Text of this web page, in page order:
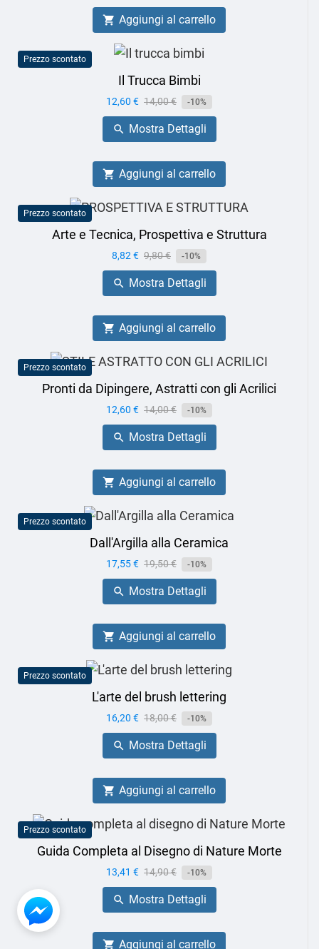
 Aggiungi al carrello
Prezzo scontato
Il Trucca Bimbi
Prezzo
12,60 € Prezzo
base
14,00 € -10%
 Mostra Dettagli
 Aggiungi al carrello
Prezzo scontato
Arte e Tecnica, Prospettiva e Struttura
Prezzo
8,82 € Prezzo
base
9,80 € -10%
 Mostra Dettagli
 Aggiungi al carrello
Prezzo scontato
Pronti da Dipingere, Astratti con gli Acrilici
Prezzo
12,60 € Prezzo
base
14,00 € -10%
 Mostra Dettagli
 Aggiungi al carrello
Prezzo scontato
Dall'Argilla alla Ceramica
Prezzo
17,55 € Prezzo
base
19,50 € -10%
 Mostra Dettagli
 Aggiungi al carrello
Prezzo scontato
L'arte del brush lettering
Prezzo
16,20 € Prezzo
base
18,00 € -10%
 Mostra Dettagli
 Aggiungi al carrello
Prezzo scontato
Guida Completa al Disegno di Nature Morte
Prezzo
13,41 € Prezzo
base
14,90 € -10%
 Mostra Dettagli
 Aggiungi al carrello